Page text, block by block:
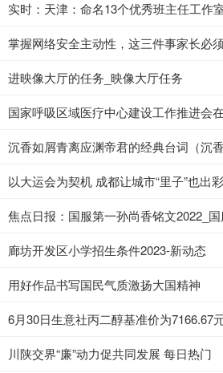
实时：天津：命名13个优秀班主任工作
掌握网络安全主动性，这三件事家长必
进映像大厅的任务_映像大厅任务
国家呼吸区域医疗中心建设工作推进会
沉香如屑青离应渊帝君的经典台词（沉
以大运会为契机 成都让城市“里子”也出
焦点日报：国服第一孙尚香铭文2022_
廊坊开发区小学招生条件2023-新动态
用好作品书写国民气质激扬大国精神
6月30日生意社丙二醇基准价为7166.67
川陕交界“廉”动力促共同发展 每日热门